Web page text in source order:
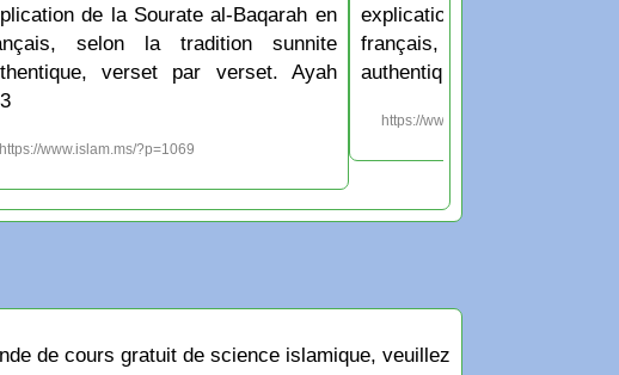
de la Sourate al-Baqarah en
selon la tradition sunnite
verset par verset. Ayah
https://www.islam.ms/?p=1069
explication de la Sourate
français, selon la
authentique, verset par
https://www.islam.ms/?p=1000
de cours gratuit de science islamique, veuillez